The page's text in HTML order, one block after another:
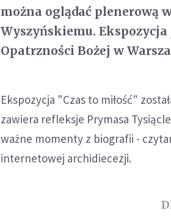
można oglądać plenerową
Wyszyńskiemu.
Opatrzności Bożej w
Ekspozycja "Czas to miłość"
zawiera refleksje Prymasa
ważne momenty z biografii -
internetowej archidiecezji.